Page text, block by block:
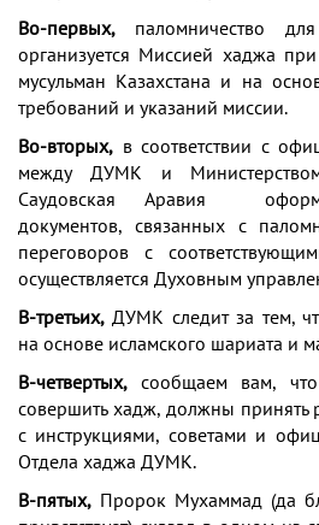
Во-первых, паломничество
организуется Миссией хаджа
мусульман Казахстана и на
требований и указаний миссии.
Во-вторых, в соответствии с
между ДУМК и
Саудовская Аравия
документов, связанных с
переговоров с
осуществляется Духовным
В-третьих, ДУМК следит за тем,
на основе исламского шариата и
В-четвертых, сообщаем вам,
совершить хадж, должны принять
с инструкциями, советами и
Отдела хаджа ДУМК.
В-пятых, Пророк Мухаммад (да